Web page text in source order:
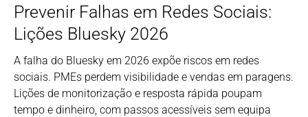
Prevenir Falhas em Redes Sociais:
Lições Bluesky 2026
A falha do Bluesky em 2026 expõe riscos em redes
sociais. PMEs perdem visibilidade e vendas em paragens.
Lições de monitorização e resposta rápida poupam
tempo e dinheiro, com passos acessíveis sem equipa